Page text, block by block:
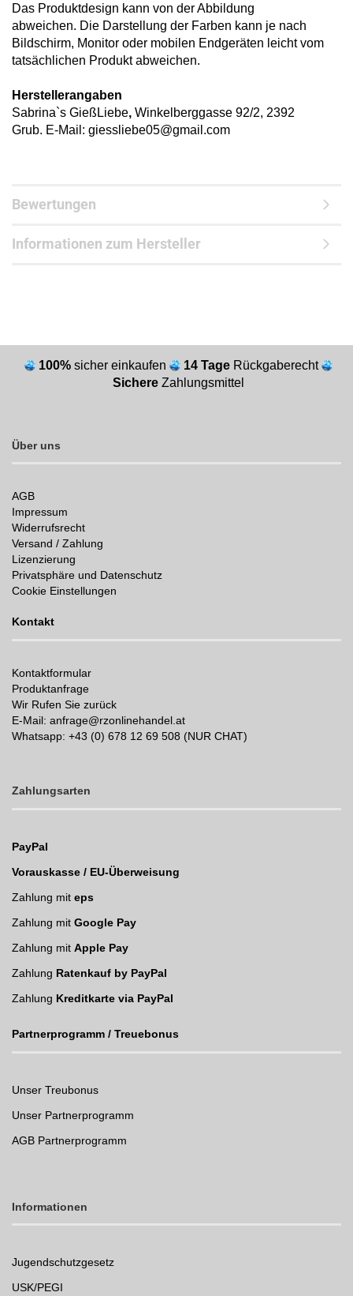
Das Produktdesign kann von der Abbildung
abweichen. Die Darstellung der Farben kann je nach
Bildschirm, Monitor oder mobilen Endgeräten leicht vom
tatsächlichen Produkt abweichen.
Herstellerangaben
Sabrina`s GießLiebe, Winkelberggasse 92/2, 2392
Grub. E-Mail: giessliebe05@gmail.com
Bewertungen
Informationen zum Hersteller
100% sicher einkaufen 14 Tage Rückgaberecht
Sichere Zahlungsmittel
Über uns
AGB
Impressum
Widerrufsrecht
Versand / Zahlung
Lizenzierung
Privatsphäre und Datenschutz
Cookie Einstellungen
Kontakt
Kontaktformular
Produktanfrage
Wir Rufen Sie zurück
E-Mail: anfrage@rzonlinehandel.at
Whatsapp: +43 (0) 678 12 69 508 (NUR CHAT)
Zahlungsarten
PayPal
Vorauskasse / EU-Überweisung
Zahlung mit eps
Zahlung mit Google Pay
Zahlung mit Apple Pay
Zahlung Ratenkauf by PayPal
Zahlung Kreditkarte via PayPal
Partnerprogramm / Treuebonus
Unser Treubonus
Unser Partnerprogramm
AGB Partnerprogramm
Informationen
Jugendschutzgesetz
USK/PEGI